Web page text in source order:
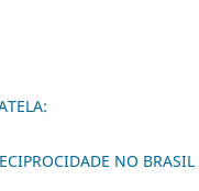
NO BRASIL